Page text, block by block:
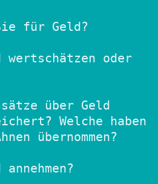
Sie für Geld?
wertschätzen oder
über Geld
Welche haben
übernommen?